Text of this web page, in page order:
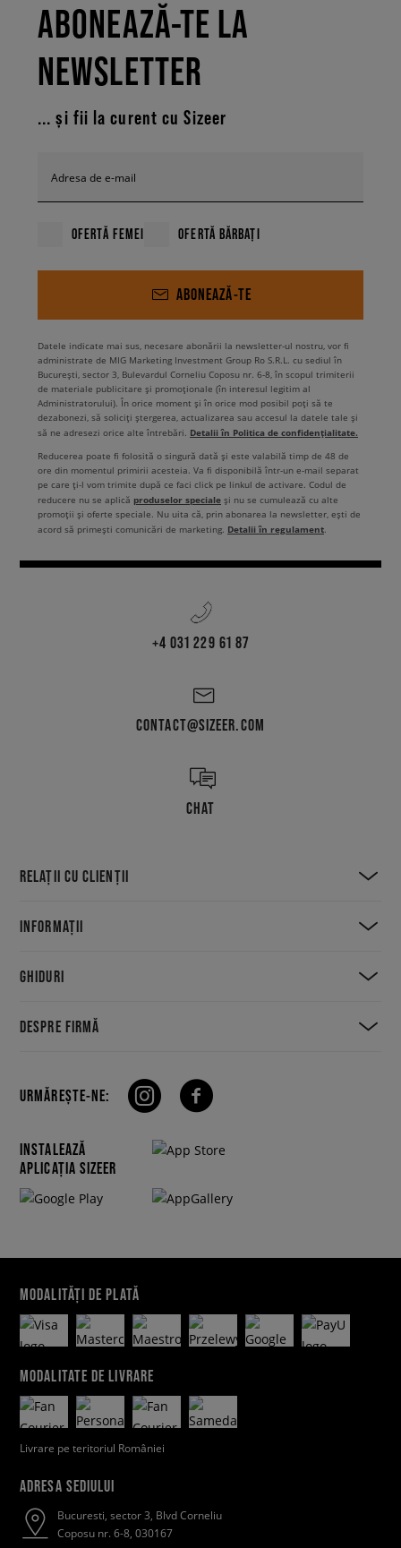
ABONEAZĂ-TE LA
NEWSLETTER
... și fii la curent cu Sizeer
Adresa de e-mail
OFERTĂ FEMEI OFERTĂ BĂRBAȚI
ABONEAZĂ-TE
Datele indicate mai sus, necesare abonării la newsletter-ul nostru, vor fi
administrate de MIG Marketing Investment Group Ro S.R.L. cu sediul în
București, sector 3, Bulevardul Corneliu Coposu nr. 6-8, în scopul trimiterii
de materiale publicitare și promoționale (în interesul legitim al
Administratorului). În orice moment și în orice mod posibil poți să te
dezabonezi, să soliciți ștergerea, actualizarea sau accesul la datele tale și
să ne adresezi orice alte întrebări. Detalii în Politica de confidențialitate.
Reducerea poate fi folosită o singură dată și este valabilă timp de 48 de
ore din momentul primirii acesteia. Va fi disponibilă într-un e-mail separat
pe care ți-l vom trimite după ce faci click pe linkul de activare. Codul de
reducere nu se aplică produselor speciale și nu se cumulează cu alte
promoții și oferte speciale. Nu uita că, prin abonarea la newsletter, ești de
acord să primești comunicări de marketing. Detalii în regulament
+4 031 229 61 87
CONTACT@SIZEER.COM
CHAT
RELAȚII CU CLIENȚII
INFORMAȚII
GHIDURI
DESPRE FIRMĂ
URMĂREȘTE-NE:
INSTALEAZĂ
APLICAȚIA SIZEER
MODALITĂȚI DE PLATĂ
MODALITATE DE LIVRARE
Livrare pe teritoriul României
ADRESA SEDIULUI
Bucuresti, sector 3, Blvd Corneliu
Coposu nr. 6-8, 030167